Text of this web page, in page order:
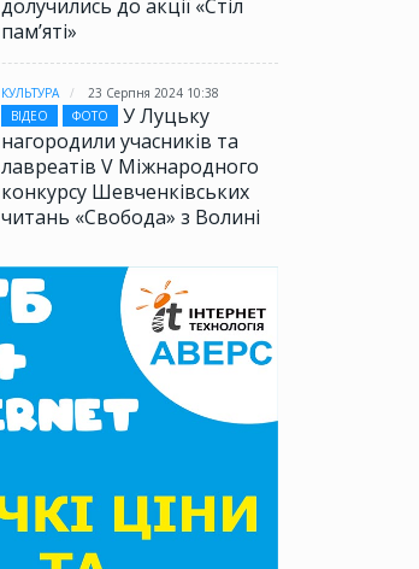
долучились до акції «Стіл
памʼяті»
КУЛЬТУРА
23 Серпня 2024 10:38
ВІДЕО
ФОТО
У Луцьку
нагородили учасників та
лавреатів V Міжнародного
конкурсу Шевченківських
читань «Свобода» з Волині